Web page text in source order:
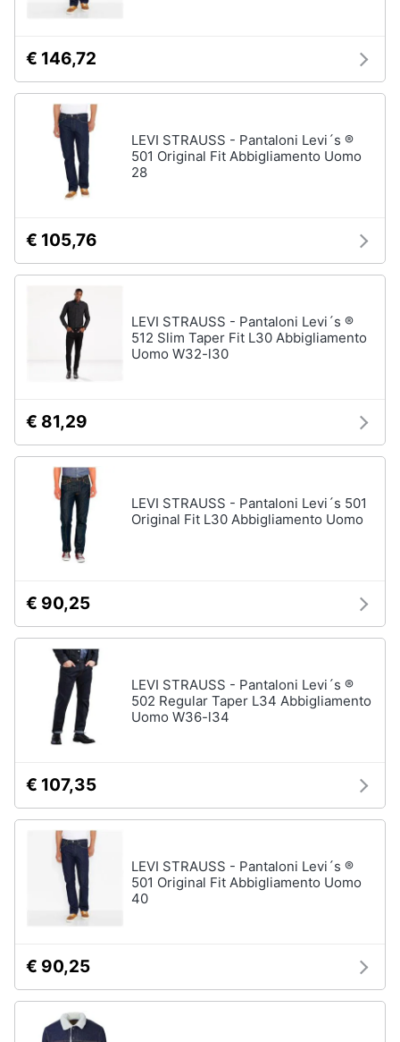
€ 146,72
LEVI STRAUSS - Pantaloni Levi´s ®
501 Original Fit Abbigliamento Uomo
28
€ 105,76
LEVI STRAUSS - Pantaloni Levi´s ®
512 Slim Taper Fit L30 Abbigliamento
Uomo W32-l30
€ 81,29
LEVI STRAUSS - Pantaloni Levi´s 501
Original Fit L30 Abbigliamento Uomo
€ 90,25
LEVI STRAUSS - Pantaloni Levi´s ®
502 Regular Taper L34 Abbigliamento
Uomo W36-l34
€ 107,35
LEVI STRAUSS - Pantaloni Levi´s ®
501 Original Fit Abbigliamento Uomo
40
€ 90,25